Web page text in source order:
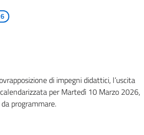
di impegni didattici, l’uscita
per Martedì 10 Marzo 2026,
programmare.